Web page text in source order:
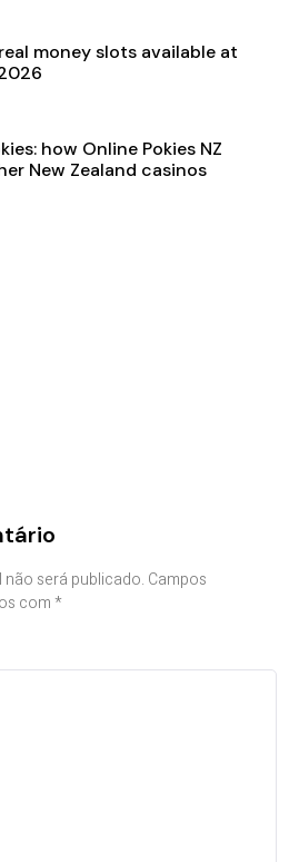
money slots available at
how Online Pokies NZ
New Zealand casinos
não será publicado. Campos
com*